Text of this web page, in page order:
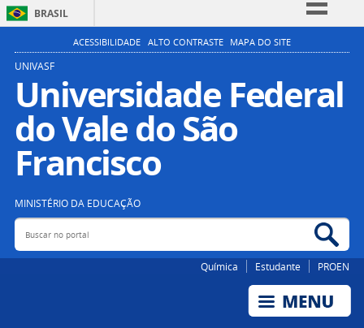
BRASIL
Simplifique!
Participe
Acesso à informação
Legislação
ACESSIBILIDADE ALTO CONTRASTE MAPA DO SITE
UNIVASF
Universidade Federal
do Vale do São
Francisco
MINISTÉRIO DA EDUCAÇÃO
Buscar no portal
Química Estudante PROEN